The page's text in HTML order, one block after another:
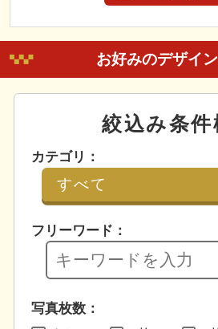
お好みのデザイ
絞込み条件
カテゴリ：
フリーワード：
写真枚数：